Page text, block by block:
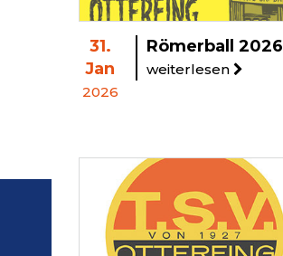
31.
Jan
2026
Römerball 2026
weiterlesen